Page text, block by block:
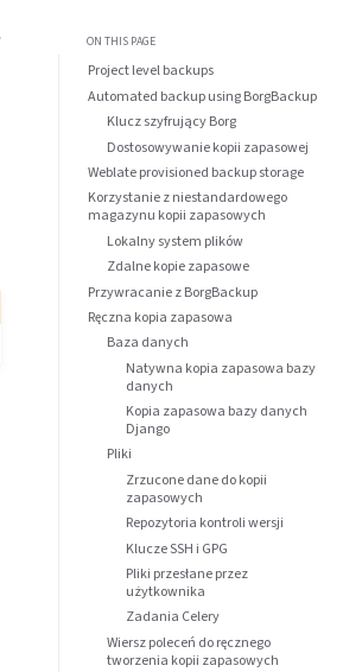
page
this pageON THIS PAGE
Project level backups
Automated backup using BorgBackup
Klucz szyfrujący Borg
Dostosowywanie kopii zapasowej
Weblate provisioned backup storage
Korzystanie z niestandardowego
magazynu kopii zapasowych
Lokalny system plików
Zdalne kopie zapasowe
Przywracanie z BorgBackup
Ręczna kopia zapasowa
Baza danych
Natywna kopia zapasowa bazy
danych
Kopia zapasowa bazy danych
Django
Pliki
Zrzucone dane do kopii
zapasowych
Repozytoria kontroli wersji
Klucze SSH i GPG
Pliki przesłane przez
użytkownika
Zadania Celery
Wiersz poleceń do ręcznego
tworzenia kopii zapasowych